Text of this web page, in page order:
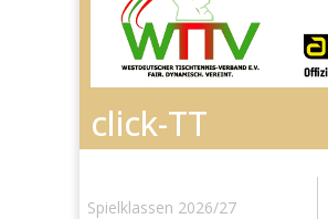
Spielklassen 2026/27